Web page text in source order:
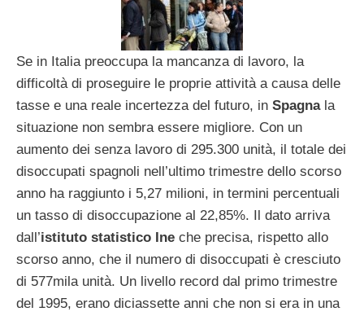
Se in Italia preoccupa la mancanza di lavoro, la
difficoltà di proseguire le proprie attività a causa delle
tasse e una reale incertezza del futuro, in Spagnala
situazione non sembra essere migliore. Con un
aumento dei senza lavoro di 295.300 unità, il totale dei
disoccupati spagnoli nell’ultimo trimestre dello scorso
anno ha raggiunto i 5,27 milioni, in termini percentuali
un tasso di disoccupazione al 22,85%. Il dato arriva
dall’istituto statistico Ine che precisa, rispetto allo
scorso anno, che il numero di disoccupati è cresciuto
di 577mila unità. Un livello record dal primo trimestre
del 1995, erano diciassette anni che non si era in una